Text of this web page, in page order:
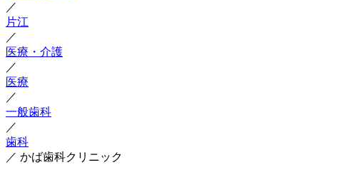
／
片江
／
医療・介護
／
医療
／
一般歯科
／
歯科
／ かば歯科クリニック